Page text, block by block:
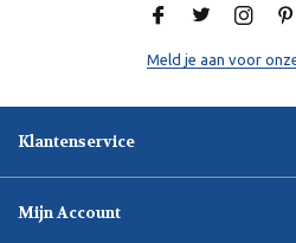
Meld je aan voor
Klantenservice
Mijn Account